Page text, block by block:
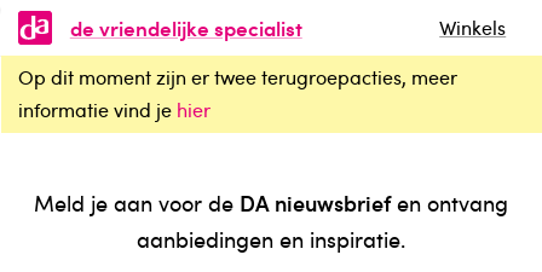
de vriendelijke specialist
Winkels
Op dit moment zijn er twee terugroepacties, meer
informatie vind je hier
Meld je aan voor de DA nieuwsbriefen ontvang
aanbiedingen en inspiratie.